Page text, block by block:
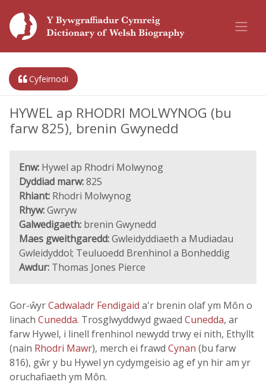
Cyfeirnodi
HYWEL ap RHODRI MOLWYNOG (bu
farw 825), brenin Gwynedd
Enw: Hywel ap Rhodri Molwynog
Dyddiad marw:825
Rhiant: Rhodri Molwynog
Rhyw:Gwryw
Galwedigaeth: brenin Gwynedd
Maes gweithgaredd:Gwleidyddiaeth a Mudiadau
Gwleidyddol; Teuluoedd Brenhinol a Bonheddig
Awdur: Thomas Jones Pierce
Gor-ŵyrCadwaladr Fendigaid a'r brenin olaf ym Môn o
linach Cunedda. Trosglwyddwyd gwaed Cunedda, ar
farw Hywel, i linell frenhinol newydd trwy ei nith, Ethyllt
(nain Rhodri Mawr), merch ei frawd Cynan (bu farw
816), gŵr y bu Hywel yn cydymgeisio ag ef yn hir am yr
oruchafiaeth ym Môn.